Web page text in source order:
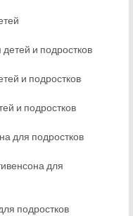
и подростков
и подростков
и подростков
для подростков
для
подростков